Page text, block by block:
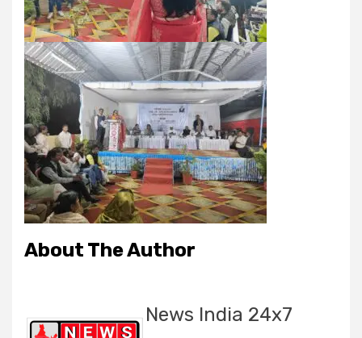
About The Author
News India 24x7